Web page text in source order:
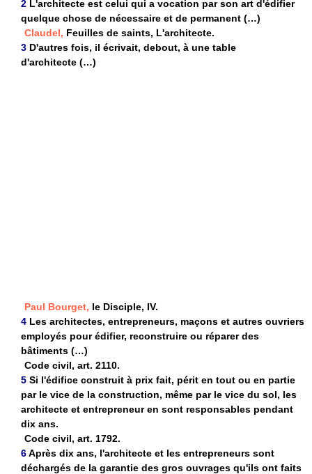
2 L'architecte est celui qui a vocation par son art d'édifier
quelque chose de nécessaire et de permanent (…)
Claudel, Feuilles de saints, L'architecte.
3 D'autres fois, il écrivait, debout, à une table
d'architecte (…)
Paul Bourget, le Disciple, IV.
4 Les architectes, entrepreneurs, maçons et autres ouvriers
employés pour édifier, reconstruire ou réparer des
bâtiments (…)
Code civil, art. 2110.
5 Si l'édifice construit à prix fait, périt en tout ou en partie
par le vice de la construction, même par le vice du sol, les
architecte et entrepreneur en sont responsables pendant
dix ans.
Code civil, art. 1792.
6Après dix ans, l'architecte et les entrepreneurs sont
déchargés de la garantie des gros ouvrages qu'ils ont faits